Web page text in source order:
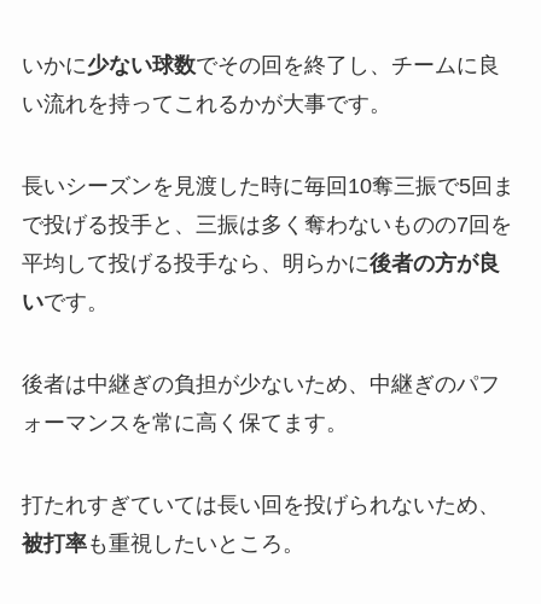
いかに少ない球数でその回を終了し、チームに良
い流れを持ってこれるかが大事です。
長いシーズンを見渡した時に毎回10奪三振で5回ま
で投げる投手と、三振は多く奪わないものの7回を
平均して投げる投手なら、明らかに後者の方が良
いです。
後者は中継ぎの負担が少ないため、中継ぎのパフ
ォーマンスを常に高く保てます。
打たれすぎていては長い回を投げられないため、
被打率も重視したいところ。